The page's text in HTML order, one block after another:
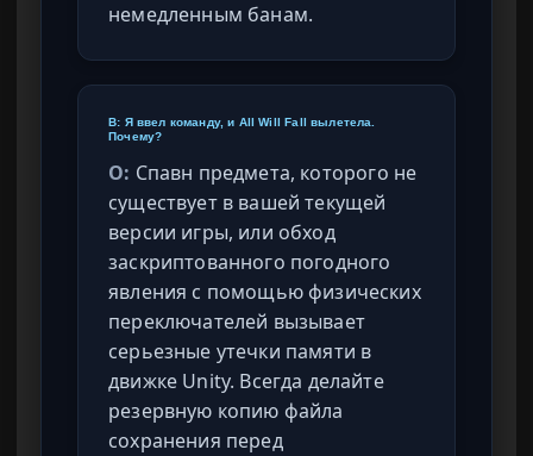
немедленным банам.
В: Я ввел команду, и All Will Fall вылетела.
Почему?
О: Спавн предмета, которого не
существует в вашей текущей
версии игры, или обход
заскриптованного погодного
явления с помощью физических
переключателей вызывает
серьезные утечки памяти в
движке Unity. Всегда делайте
резервную копию файла
сохранения перед